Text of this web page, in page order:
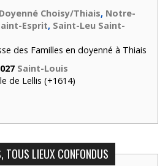
Doyenné Choisy/Thiais, Notre-
Esprit, Saint-Leu Saint-
des Familles en doyenné à Thiais
Saint-Louis
de Lellis (+1614)
TOUS LIEUX CONFONDUS